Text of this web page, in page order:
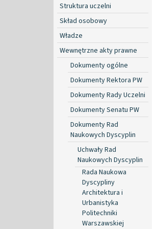
Struktura uczelni
Skład osobowy
Władze
Wewnętrzne akty prawne
Dokumenty ogólne
Dokumenty Rektora PW
Dokumenty Rady Uczelni
Dokumenty Senatu PW
Dokumenty Rad
Naukowych Dyscyplin
Uchwały Rad
Naukowych Dyscyplin
Rada Naukowa
Dyscypliny
Architektura i
Urbanistyka
Politechniki
Warszawskiej